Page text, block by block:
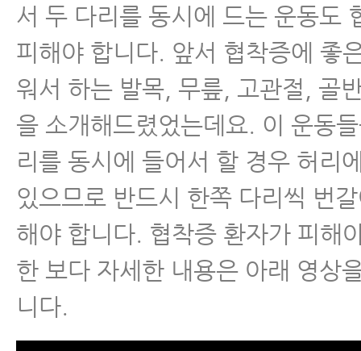
서 두 다리를 동시에 드는 운동도
피해야 합니다. 앞서 협착증에 좋
워서 하는 발목, 무릎, 고관절, 골
을 소개해드렸었는데요. 이 운동
리를 동시에 들어서 할 경우 허리
있으므로 반드시 한쪽 다리씩 번
해야 합니다. 협착증 환자가 피해
한 보다 자세한 내용은 아래 영상
니다.